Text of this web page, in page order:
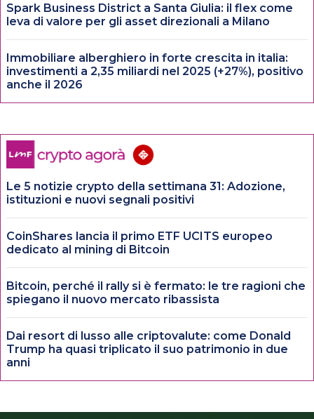
Spark Business District a Santa Giulia: il flex come
leva di valore per gli asset direzionali a Milano
Immobiliare alberghiero in forte crescita in italia:
investimenti a 2,35 miliardi nel 2025 (+27%), positivo
anche il 2026
Le 5 notizie crypto della settimana 31: Adozione,
istituzioni e nuovi segnali positivi
CoinShares lancia il primo ETF UCITS europeo
dedicato al mining di Bitcoin
Bitcoin, perché il rally si è fermato: le tre ragioni che
spiegano il nuovo mercato ribassista
Dai resort di lusso alle criptovalute: come Donald
Trump ha quasi triplicato il suo patrimonio in due
anni